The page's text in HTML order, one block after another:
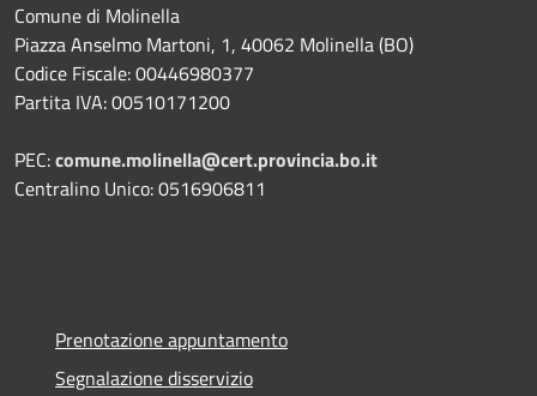
Comune di Molinella
Piazza Anselmo Martoni, 1, 40062 Molinella (BO)
Codice Fiscale: 00446980377
Partita IVA: 00510171200
PEC:comune.molinella@cert.provincia.bo.it
Centralino Unico: 0516906811
Prenotazione appuntamento
Segnalazione disservizio